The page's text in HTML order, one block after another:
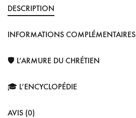
DESCRIPTION
INFORMATIONS COMPLÉMENTAIRES
🛡️ L’ARMURE DU CHRÉTIEN
🎓 L’ENCYCLOPÉDIE
AVIS (0)